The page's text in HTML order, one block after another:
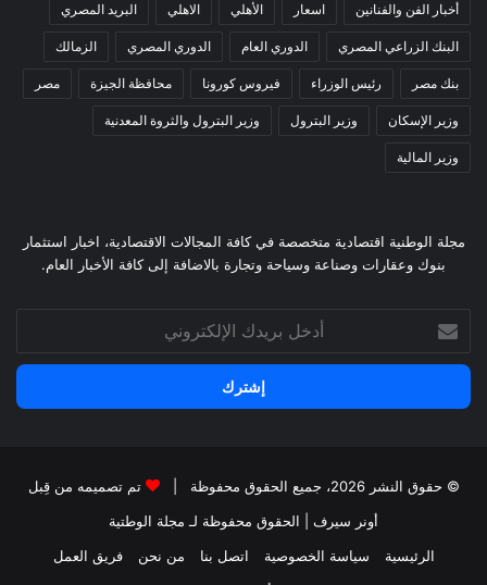
أخبار الفن والفنانين اسعار الأهلي الاهلي البريد المصري
البنك الزراعي المصري الدوري العام الدوري المصري الزمالك
بنك مصر رئيس الوزراء فيروس كورونا محافظة الجيزة مصر
وزير الإسكان وزير البترول وزير البترول والثروة المعدنية
وزير المالية
مجلة الوطنية اقتصادية متخصصة في كافة المجالات الاقتصادية، اخبار استثمار
بنوك وعقارات وصناعة وسياحة وتجارة بالاضافة إلى كافة الأخبار العام.
بريدك
الإلكتروني
© حقوق النشر 2026، جميع الحقوق محفوظة |
تم تصميمه من قِبل
أونر سيرف | الحقوق محفوظة لـ مجلة الوطتية
الرئيسية
سياسة الخصوصية اتصل بنا من نحن
فريق العمل